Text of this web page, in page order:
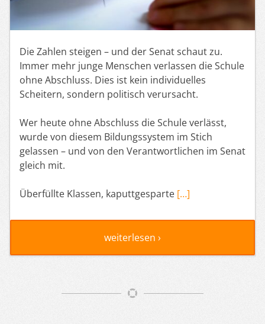
Die Zahlen steigen – und der Senat schaut zu.
Immer mehr junge Menschen verlassen die Schule
ohne Abschluss. Dies ist kein individuelles
Scheitern, sondern politisch verursacht.
Wer heute ohne Abschluss die Schule verlässt,
wurde von diesem Bildungssystem im Stich
gelassen – und von den Verantwortlichen im Senat
gleich mit.
Überfüllte Klassen, kaputtgesparte […]
weiterlesen ›